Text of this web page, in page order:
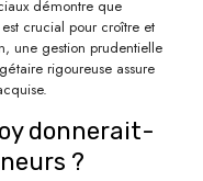
démontre que
crucial pour croître et
une gestion prudentielle
rigoureuse assure
donnerait-
?